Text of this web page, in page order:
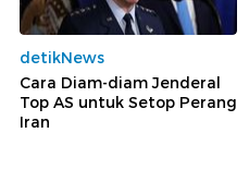
detikNews
Cara Diam-diam Jenderal
Top AS untuk Setop Perang
Iran